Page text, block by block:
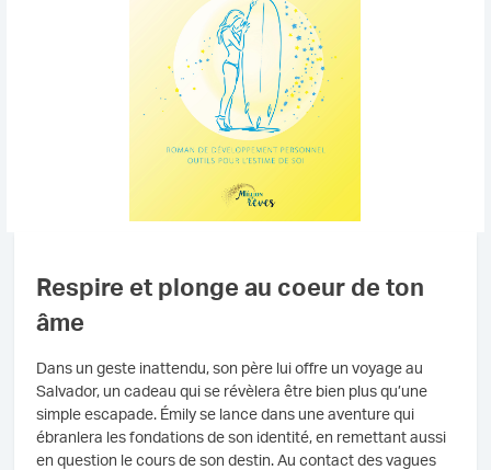
Respire et plonge au coeur de ton
âme
Dans un geste inattendu, son père lui offre un voyage au
Salvador, un cadeau qui se révèlera être bien plus qu’une
simple escapade. Émily se lance dans une aventure qui
ébranlera les fondations de son identité, en remettant aussi
en question le cours de son destin. Au contact des vagues